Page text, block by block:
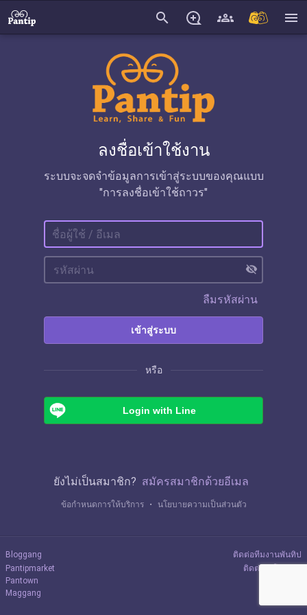
search menu
ลงชื่อเข้าใช้งาน
ระบบจะจดจำข้อมูลการเข้าสู่ระบบของคุณแบบ
"การลงชื่อเข้าใช้ถาวร"
visibility_off
ลืมรหัสผ่าน
เข้าสู่ระบบ
หรือ
Login with Line
ยังไม่เป็นสมาชิก? สมัครสมาชิกด้วยอีเมล
ข้อกำหนดการให้บริการ ・ นโยบายความเป็นส่วนตัว
Bloggang
Pantipmarket
Pantown
Maggang
ติดต่อทีมงานพันทิป
ติดต่อลงโฆษณา